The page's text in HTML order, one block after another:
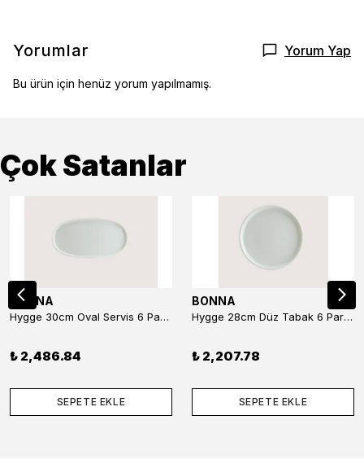
Yorumlar Yorum Yap
Bu ürün için henüz yorum yapılmamış.
Çok Satanlar
BONNA
Hygge 30cm Oval Servis 6 Parça
₺ 2,486.84
SEPETE EKLE
BONNA
Hygge 28cm Düz Tabak 6 Parça
₺ 2,207.78
SEPETE EKLE